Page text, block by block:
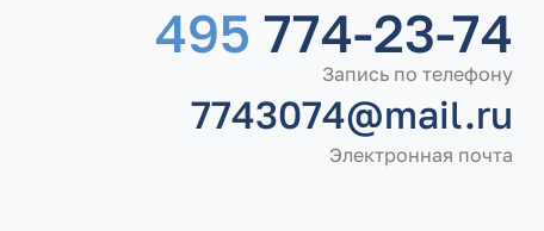
495 774-23-74
Запись по телефону
7743074@mail.ru
Электронная почта